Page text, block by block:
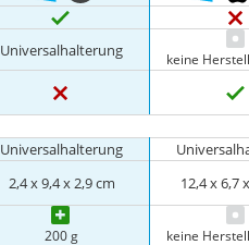
Universalhalterung keine
Universalhalterung
‎2,4 x 9,4 x 2,9 cm 12,4 x 6,7
‎200 g keine